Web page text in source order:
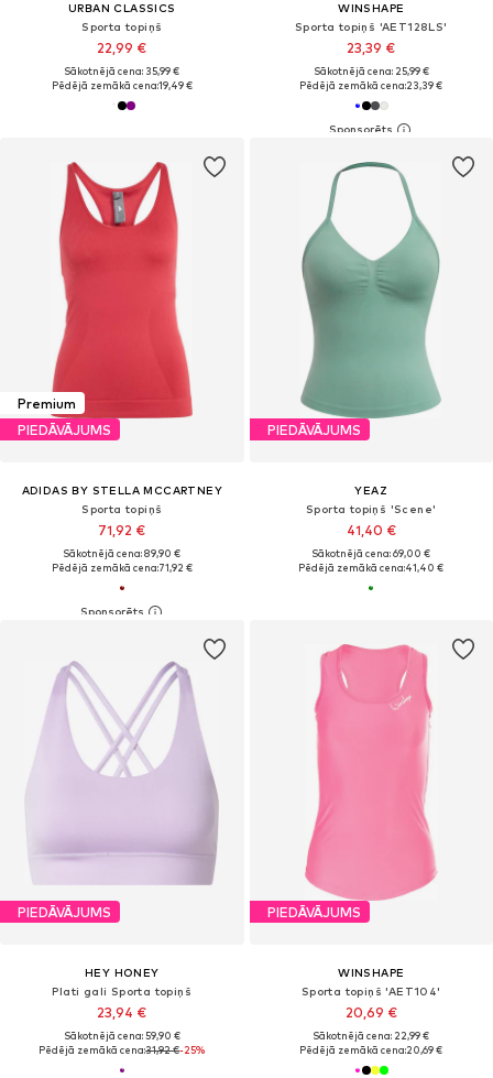
URBAN CLASSICS
Sporta topiņš
22,99 €
Sākotnējā cena: 35,99 €
Pēdējā zemākā cena:19,49 €
WINSHAPE
Sporta topiņš 'AET128LS'
23,39 €
Sākotnējā cena: 25,99 €
Pēdējā zemākā cena:23,39 €
Premium
PIEDĀVĀJUMS
ADIDAS BY STELLA MCCARTNEY
Sporta topiņš
71,92 €
Sākotnējā cena: 89,90 €
Pēdējā zemākā cena:71,92 €
PIEDĀVĀJUMS
YEAZ
Sporta topiņš 'Scene'
41,40 €
Sākotnējā cena: 69,00 €
Pēdējā zemākā cena:41,40 €
PIEDĀVĀJUMS
HEY HONEY
Plati gali Sporta topiņš
23,94 €
Sākotnējā cena: 59,90 €
Pēdējā zemākā cena:31,92 €-25%
PIEDĀVĀJUMS
WINSHAPE
Sporta topiņš 'AET104'
20,69 €
Sākotnējā cena: 22,99 €
Pēdējā zemākā cena:20,69 €